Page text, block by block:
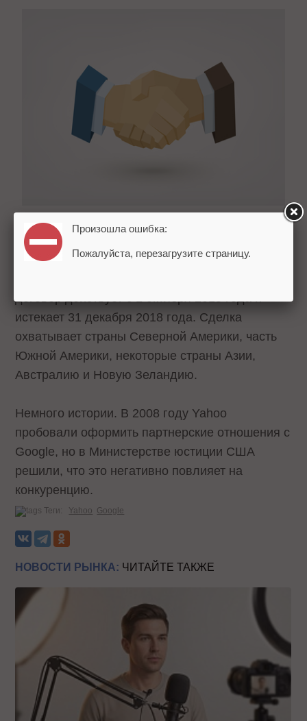
В июле заметили, что Yahoo тестировал
поисковые результаты Google. Очевидно, что
договор действует с 1 октября 2015 года и
истекает 31 декабря 2018 года. Сделка
охватывает страны Северной Америки, часть
Южной Америки, некоторые страны Азии,
Австралию и Новую Зеландию.
Немного истории. В 2008 году Yahoo
пробовали оформить партнерские отношения с
Google, но в Министерстве юстиции США
решили, что это негативно повлияет на
конкуренцию.
Теги: Yahoo Google
НОВОСТИ РЫНКА: ЧИТАЙТЕ ТАКЖЕ
Произошла ошибка:
Пожалуйста, перезагрузите страницу.